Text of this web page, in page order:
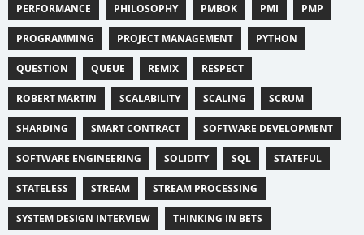
PERFORMANCE PHILOSOPHY PMBOK PMI PMP
PROGRAMMING PROJECT MANAGEMENT PYTHON
QUESTION QUEUE REMIX RESPECT
ROBERT MARTIN SCALABILITY SCALING SCRUM
SHARDING SMART CONTRACT SOFTWARE DEVELOPMENT
SOFTWARE ENGINEERING SOLIDITY SQL STATEFUL
STATELESS STREAM STREAM PROCESSING
SYSTEM DESIGN INTERVIEW THINKING IN BETS